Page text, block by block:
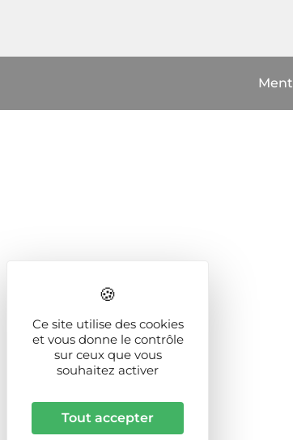
Ce site utilise des cookies
et vous donne le contrôle
sur ceux que vous
souhaitez activer
Tout accepter